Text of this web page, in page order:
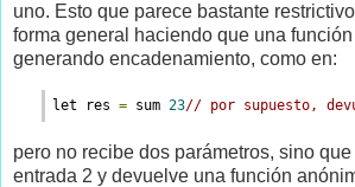
uno. Esto que parece bastante
forma general haciendo que una
generando encadenamiento, como en:
let res = sum 23// por supuesto,
pero no recibe dos parámetros, sino
entrada 2 y devuelve una función